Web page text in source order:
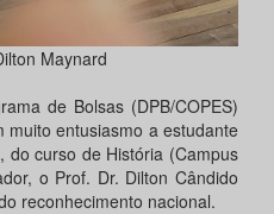
Maynard
de Bolsas (DPB/COPES)
entusiasmo a estudante
, do curso de História (Campus
o Prof. Dr. Dilton Cândido
reconhecimento nacional.